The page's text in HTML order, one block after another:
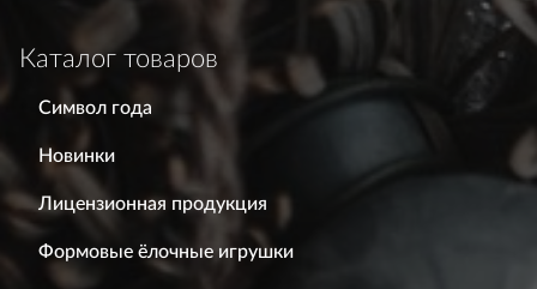
Каталог товаров
Символ года
Новинки
Лицензионная продукция
Формовые ёлочные игрушки